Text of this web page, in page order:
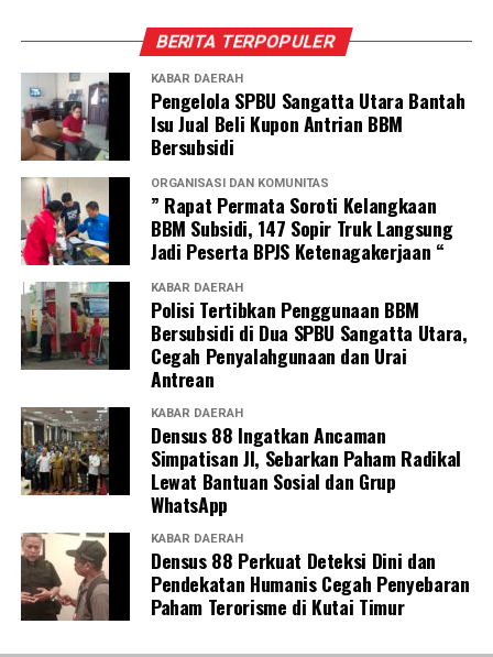
BERITA TERPOPULER
KABAR DAERAH
Pengelola SPBU Sangatta Utara Bantah
Isu Jual Beli Kupon Antrian BBM
Bersubsidi
ORGANISASI DAN KOMUNITAS
” Rapat Permata Soroti Kelangkaan
BBM Subsidi, 147 Sopir Truk Langsung
Jadi Peserta BPJS Ketenagakerjaan “
KABAR DAERAH
Polisi Tertibkan Penggunaan BBM
Bersubsidi di Dua SPBU Sangatta Utara,
Cegah Penyalahgunaan dan Urai
Antrean
KABAR DAERAH
Densus 88 Ingatkan Ancaman
Simpatisan JI, Sebarkan Paham Radikal
Lewat Bantuan Sosial dan Grup
WhatsApp
KABAR DAERAH
Densus 88 Perkuat Deteksi Dini dan
Pendekatan Humanis Cegah Penyebaran
Paham Terorisme di Kutai Timur